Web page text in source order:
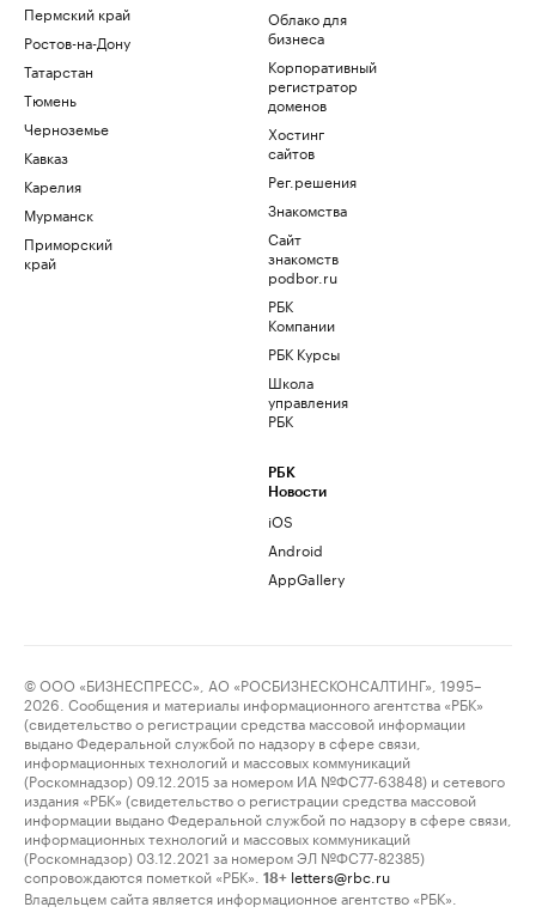
Пермский край
Ростов-на-Дону
Татарстан
Тюмень
Черноземье
Кавказ
Карелия
Мурманск
Приморский
край
Облако для
бизнеса
Корпоративный
регистратор
доменов
Хостинг
сайтов
Рег.решения
Знакомства
Сайт
знакомств
podbor.ru
РБК
Компании
РБК Курсы
Школа
управления
РБК
РБК
Новости
iOS
Android
AppGallery
© ООО «БИЗНЕСПРЕСС», АО «РОСБИЗНЕСКОНСАЛТИНГ», 1995–
2026. Сообщения и материалы информационного агентства «РБК»
(свидетельство о регистрации средства массовой информации
выдано Федеральной службой по надзору в сфере связи,
информационных технологий и массовых коммуникаций
(Роскомнадзор) 09.12.2015 за номером ИА №ФС77-63848) и сетевого
издания «РБК» (свидетельство о регистрации средства массовой
информации выдано Федеральной службой по надзору в сфере связи,
информационных технологий и массовых коммуникаций
(Роскомнадзор) 03.12.2021 за номером ЭЛ №ФС77-82385)
сопровождаются пометкой «РБК».
18+ letters@rbc.ru
Владельцем сайта является информационное агентство «РБК».